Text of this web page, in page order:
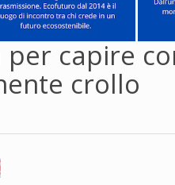
per capire
crollo